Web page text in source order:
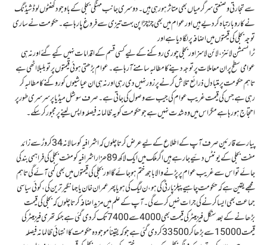
سے تجارتی و صنعتی سرگرمیاں بھی متاثر ہو رہی ہیں۔دوسری جانب مہنگی بجلی کے باوجود گھنٹوں لوڈشیڈنگ
نے کاروبار تباہ کر دیے ہیں اور عوام میں بھی چڑچڑا پن بہت تیزی سے فروغ پا رہا ہے ۔ حکومت نے ساری
توجہ بجلی کی قیمتوں میں اضافہ پر لگا دیا ہے اور
ٹرانسمشن لائنز ، لائن لاسز اور بجلی چوری روکنے کے لیے کسی قسم کے اقدامات نہیں کیے گئے اور نہ ہی
عوامی سطح پر ان معاملات پر توجہ دینے کا مطالبہ سامنے آ رہا ہے ۔ عوام بڑھتی ہوئی قیمتوں پر تو بلبلا اٹھی ہے
تاہم حکومت پر متبادل ذرائع تلاش کرنے پر زور نہیں دی رہی اور نہ ہی ان عیاشیوں کو روکنے کا مطالبہ کر
رہی ہے جس کی قیمت غریب عوام کی جیب سے وصول کی جاتی ہے ۔ صرف سوشل میڈیا پر سرسری طور پر
احتجاج ہو رہا ہے مگر اس میں وہ شدت نہیں ہے جو حکومت کو یہ ظالمانہ فیصلہ واپس لینے پر مجبور کر سکے ۔
پیارے قارئین صرف آپ کے اطلاع کے لیے عرض کرتا چلوں کہ اشرافیہ کو سالانہ 34 کروڑ سے زائد
مفت بجلی کے یونٹس دئیے جا رہے ہیں اگر ملک میں ایک لاکھ 89 ھزار اشرافیہ کو مفت بجلی کی فراہمی بند کی
جائے تو اس سے غریب عوام پر پڑنے والا باجھ ختم ہو جائے گا اور بجلی کی قیمتوں میں بھی کمی آئے گی تاہم
مجھے یقین ہے کہ حکومت چاہیے پپلز پارٹی کی ہو، ن لیگ کی ہو یا پھر عمران خان یا جہانگیر ترین کی ، کوئی سیاسی
جماعت بھی ایسا کرنے کی جرات نہیں کرے گی۔آپ کے علم میں مزید اضافہ کرتا چلوں کہ بجلی کی قیمت
بڑھانے کے بعد سنگل فیز میٹر کی قیمت بھی 4000 سے 7400 تک کر دی گئی ہے جںکہ تھری فیز میٹر کی
قیمت 15000 سے بڑھا کر 33500 کر دی گئی ہے جو کہ یقیناً موجودہ حکومت کا انتہائی ظالمانہ فیصلہ